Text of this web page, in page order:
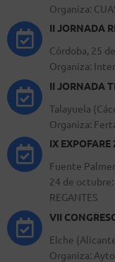
Organiza:
II JORNADA
Córdoba, 25
Organiza:
II JORNADA
Talayuela
Organiza:
IX EXPOFARE
Fuente
24 de octubre:
REGANTES
VII
Elche
Organiza: